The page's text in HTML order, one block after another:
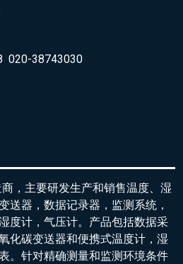
020-38743030
，主要研发生产和销售温度、湿
送器，数据记录器，监测系统，
度计，气压计。产品包括数据采
化碳变送器和便携式温度计，湿
。针对精确测量和监测环境条件